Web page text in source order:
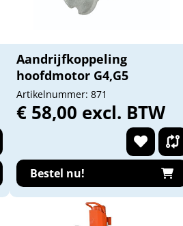
Aandrijfkoppeling
hoofdmotor G4,G5
Artikelnummer: 871
€ 58,00 excl. BTW
Bestel nu!